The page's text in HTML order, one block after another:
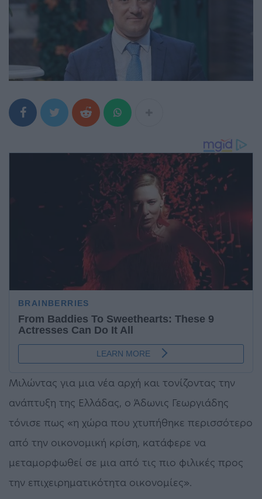
Μιλώντας για μια νέα αρχή και τονίζοντας την
ανάπτυξη της Ελλάδας, ο Άδωνις Γεωργιάδης
τόνισε πως «η χώρα που χτυπήθηκε περισσότερο
από την οικονομική κρίση, κατάφερε να
μεταμορφωθεί σε μια από τις πιο φιλικές προς
την επιχειρηματικότητα οικονομίες».